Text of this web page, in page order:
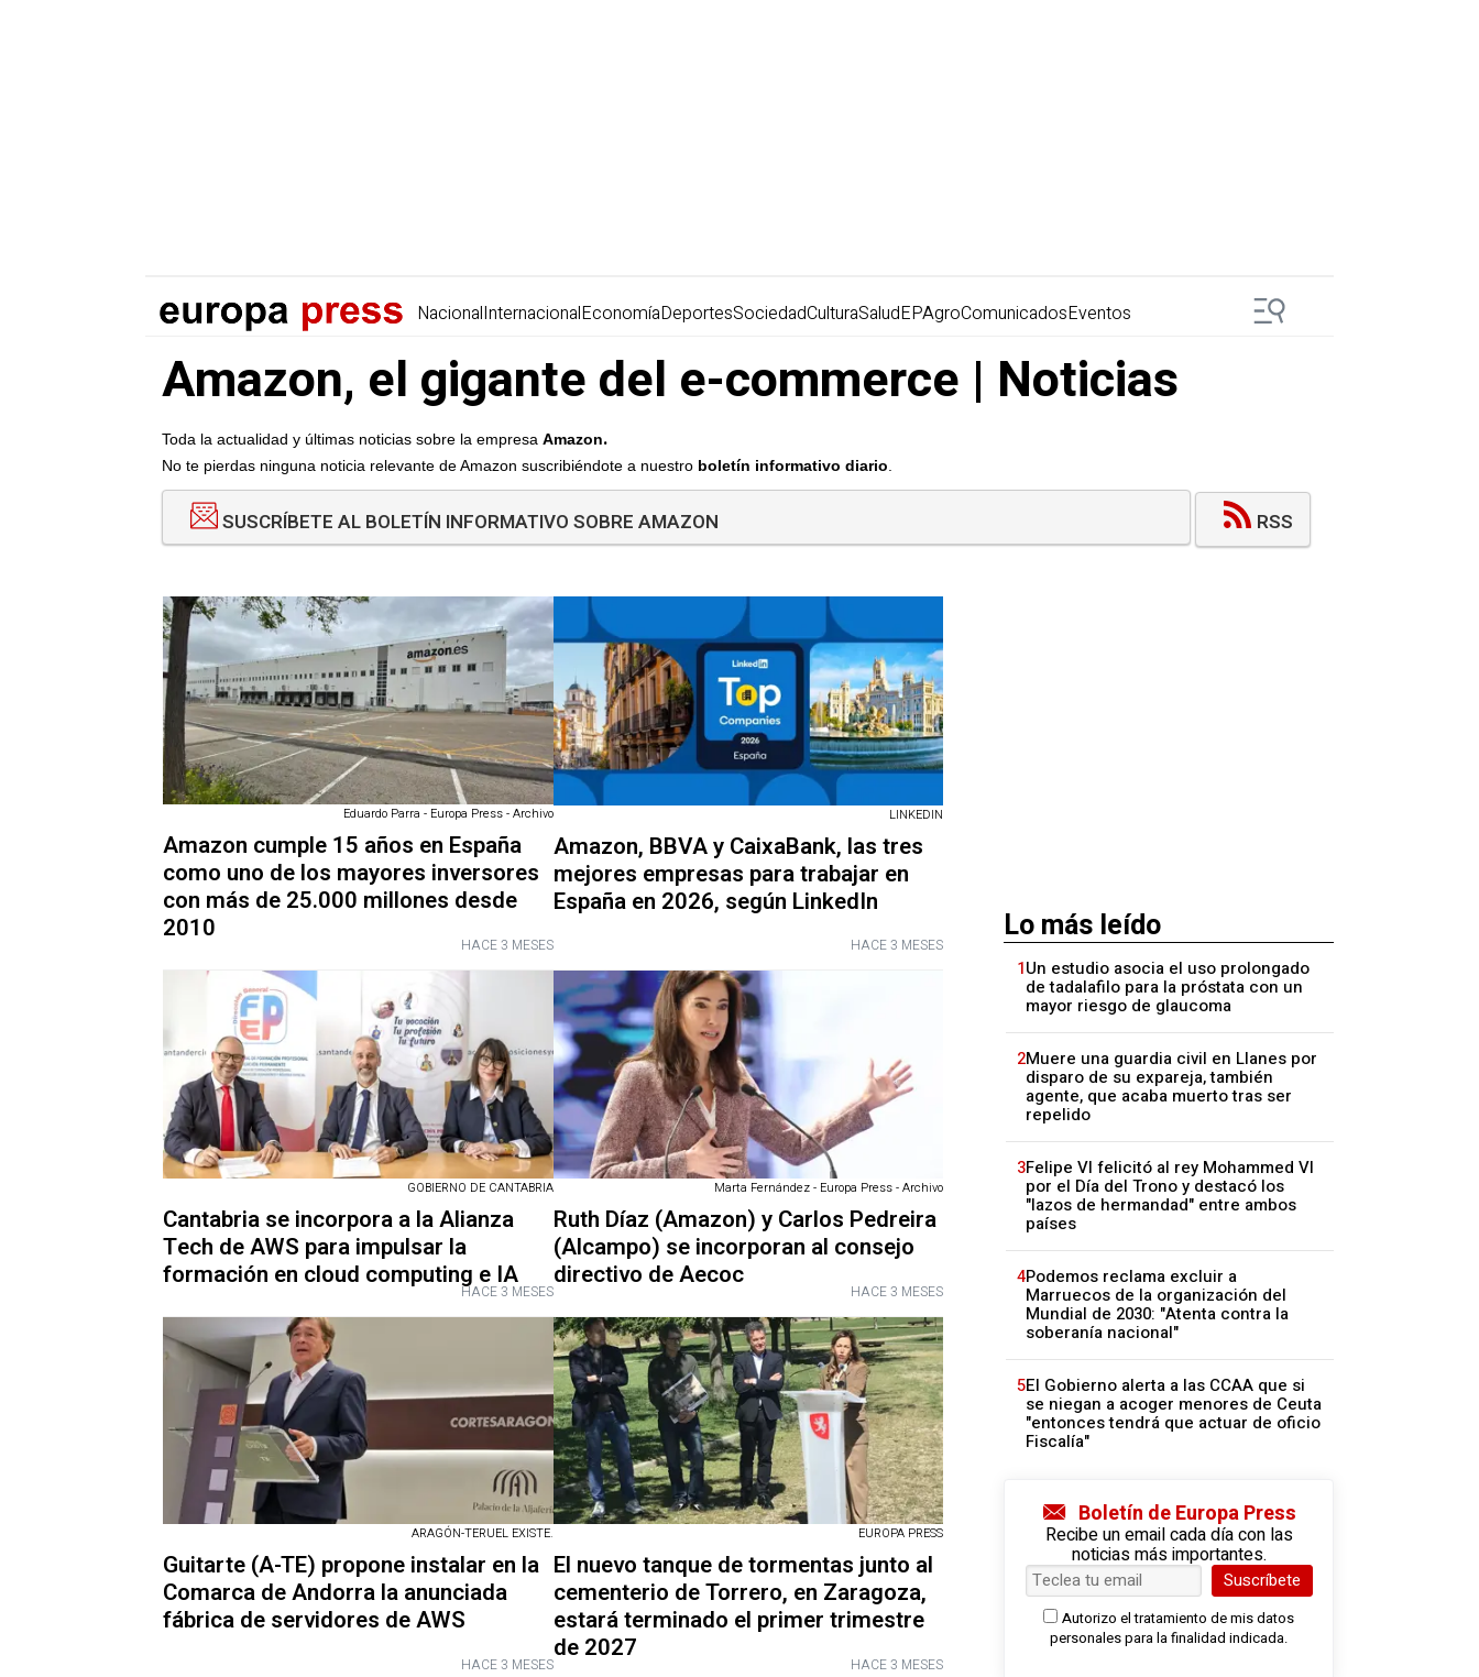
NacionalInternacionalEconomíaDeportesSociedadCulturaSaludEPAgroComunicadosEventos
Amazon, el gigante del e-commerce | Noticias
Toda la actualidad y últimas noticias sobre la empresa Amazon.
No te pierdas ninguna noticia relevante de Amazon suscribiéndote a nuestro boletín informativo diario
SUSCRÍBETE AL BOLETÍN INFORMATIVO SOBRE AMAZON RSS
Eduardo Parra - Europa Press - Archivo
Amazon cumple 15 años en España
como uno de los mayores inversores
con más de 25.000 millones desde
2010
HACE 3 MESES
LINKEDIN
Amazon, BBVA y CaixaBank, las tres
mejores empresas para trabajar en
España en 2026, según LinkedIn
HACE 3 MESES
GOBIERNO DE CANTABRIA
Cantabria se incorpora a la Alianza
Tech de AWS para impulsar la
formación en cloud computing e IA
HACE 3 MESES
Marta Fernández - Europa Press - Archivo
Ruth Díaz (Amazon) y Carlos Pedreira
(Alcampo) se incorporan al consejo
directivo de Aecoc
HACE 3 MESES
ARAGÓN-TERUEL EXISTE.
Guitarte (A-TE) propone instalar en la
Comarca de Andorra la anunciada
fábrica de servidores de AWS
HACE 3 MESES
EUROPA PRESS
El nuevo tanque de tormentas junto al
cementerio de Torrero, en Zaragoza,
estará terminado el primer trimestre
de 2027
HACE 3 MESES
Lo más leído
1Un estudio asocia el uso prolongado
de tadalafilo para la próstata con un
mayor riesgo de glaucoma
2Muere una guardia civil en Llanes por
disparo de su expareja, también
agente, que acaba muerto tras ser
repelido
3Felipe VI felicitó al rey Mohammed VI
por el Día del Trono y destacó los
"lazos de hermandad" entre ambos
países
4Podemos reclama excluir a
Marruecos de la organización del
Mundial de 2030: "Atenta contra la
soberanía nacional"
5El Gobierno alerta a las CCAA que si
se niegan a acoger menores de Ceuta
"entonces tendrá que actuar de oficio
Fiscalía"
Boletín de Europa Press
Recibe un email cada día con las
noticias más importantes.
Suscríbete
Autorizo el tratamiento de mis datos
personales para la finalidad indicada.